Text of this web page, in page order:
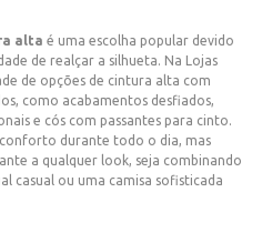
alta é uma escolha popular devido
de realçar a silhueta. Na Lojas
de opções de cintura alta com
como acabamentos desfiados,
e cós com passantes para cinto.
conforto durante todo o dia, mas
a qualquer look, seja combinando
casual ou uma camisa sofisticada